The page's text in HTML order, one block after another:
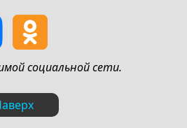
социальной сети.